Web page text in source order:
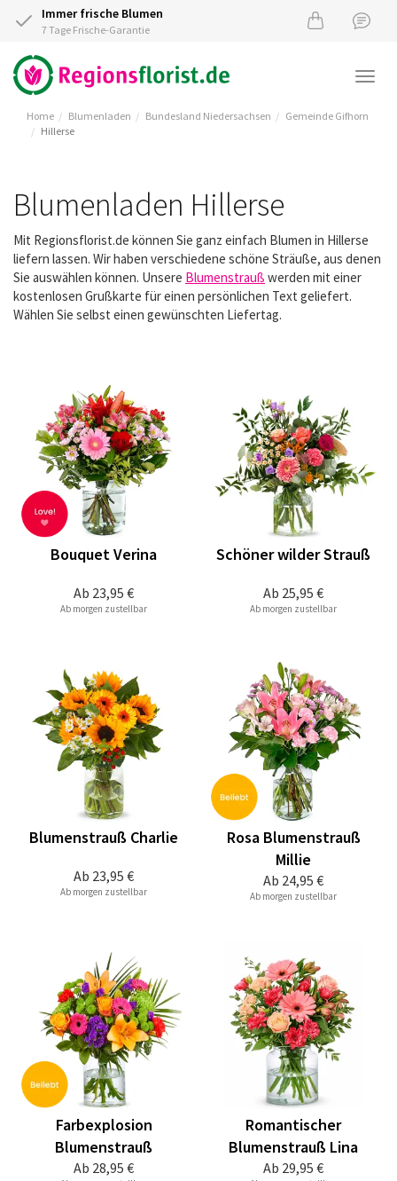
Immer frische Blumen
7 Tage Frische-Garantie
Home Blumenladen Bundesland Niedersachsen
Gemeinde Gifhorn
Hillerse
Blumenladen Hillerse
Mit Regionsflorist.de können Sie ganz einfach Blumen in Hillerse
liefern lassen. Wir haben verschiedene schöne Sträuße, aus denen
Sie auswählen können. Unsere Blumenstrauß werden mit einer
kostenlosen Grußkarte für einen persönlichen Text geliefert.
Wählen Sie selbst einen gewünschten Liefertag.
Ab 23,95 €
Bouquet Verina
Ab morgen zustellbar
Ab 25,95 €
Schöner wilder Strauß
Ab morgen zustellbar
Ab 23,95 €
Blumenstrauß Charlie
Ab morgen zustellbar
Ab 24,95 €
Rosa Blumenstrauß
Millie
Ab morgen zustellbar
Ab 28,95 €
Farbexplosion
Blumenstrauß
Ab 29,95 €
Romantischer
Blumenstrauß Lina